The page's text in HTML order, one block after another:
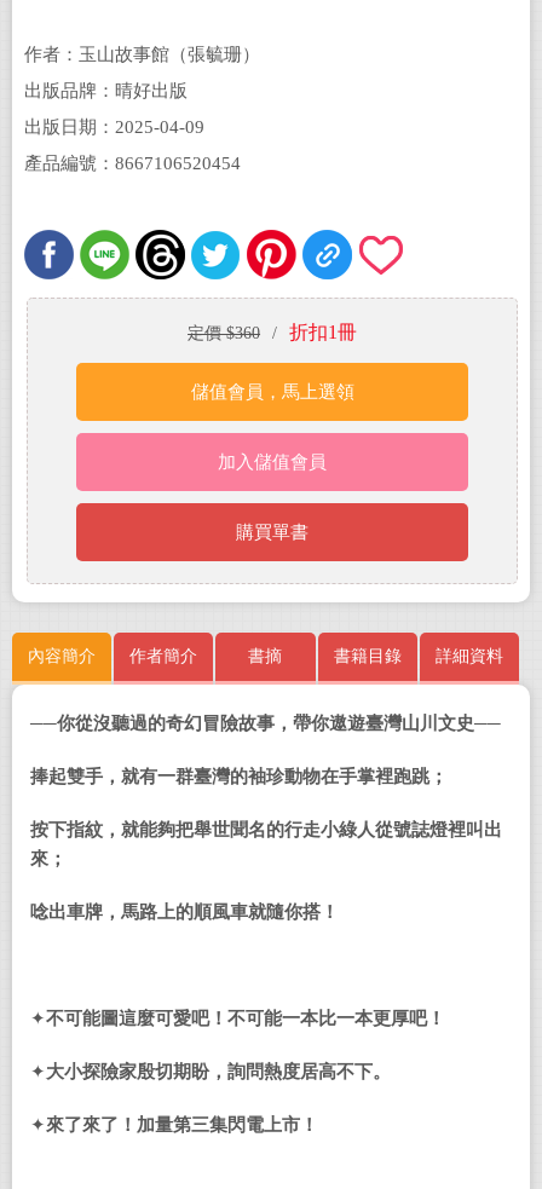
作者：玉山故事館（張毓珊）
出版品牌：晴好出版
出版日期：2025-04-09
產品編號：8667106520454
定價 $360 / 折扣1冊
儲值會員，馬上選領
加入儲值會員
購買單書
內容簡介 作者簡介 書摘 書籍目錄 詳細資料
──你從沒聽過的奇幻冒險故事，帶你遨遊臺灣山川文史──
捧起雙手，就有一群臺灣的袖珍動物在手掌裡跑跳；
按下指紋，就能夠把舉世聞名的行走小綠人從號誌燈裡叫出
來；
唸出車牌，馬路上的順風車就隨你搭！
✦不可能圖這麼可愛吧！不可能一本比一本更厚吧！
✦大小探險家殷切期盼，詢問熱度居高不下。
✦來了來了！加量第三集閃電上市！